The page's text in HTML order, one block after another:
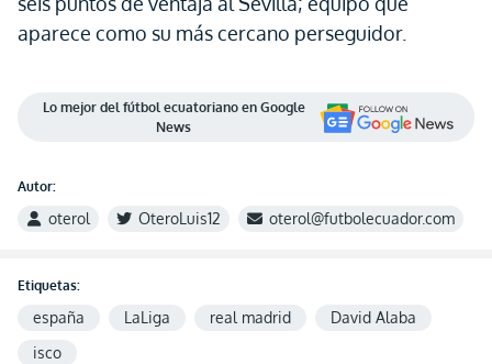
aparece como su más cercano perseguidor.
Lo mejor del fútbol ecuatoriano en Google
News
Autor:
oterol OteroLuis12 oterol@futbolecuador.com
Etiquetas:
españa LaLiga real madrid
David Alaba
isco